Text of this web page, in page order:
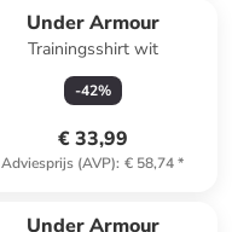
Under Armour
Trainingsshirt wit
-42%
€ 33,99
Adviesprijs (AVP): € 58,74*
Under Armour